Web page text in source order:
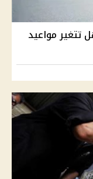
تتغير مواعيد